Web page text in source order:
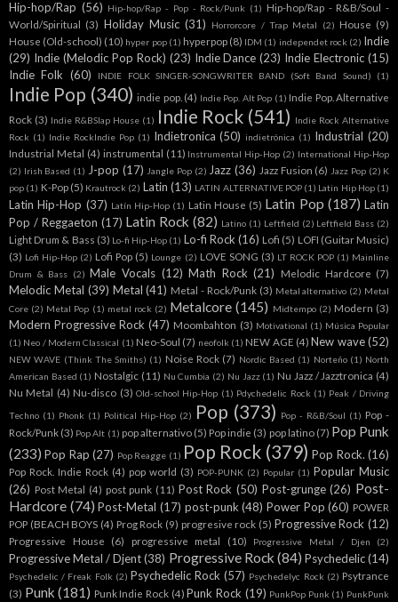
Hip-hop/Rap (56) Hip-hop/Rap - Pop - Rock/Punk (1) Hip-hop/Rap - R&B/Soul -
World/Spiritual (3) Holiday Music (31) Horrorcore / Trap Metal (2) House (9)
House (Old-school) (10) hyper pop (1) hyperpop (8) IDM (1) independet rock (2) Indie
(29) Indie (Melodic Pop Rock) (23) Indie Dance (23) Indie Electronic (15)
Indie Folk (60) INDIE FOLK SINGER-SONGWRITER BAND (Soft Band Sound) (1)
Indie Pop (340) indie pop. (4) Indie Pop. Alt Pop (1) Indie Pop. Alternative
Rock (3) Indie R&BSlap House (1) Indie Rock (541) Indie Rock Alternative
Rock (1) Indie RockIndie Pop (1) Indietronica (50) indietrónica (1) Industrial (20)
Industrial Metal (4) instrumental (11) Instrumental Hip-Hop (2) International Hip-Hop
(2) Irish Based (1) J-pop (17) Jangle Pop (2) Jazz (36) Jazz Fusion (6) Jazz Pop (2) K
pop (1) K-Pop (5) Krautrock (2) Latin (13) LATIN ALTERNATIVE POP (1) Latin Hip Hop (1)
Latin Hip-Hop (37) Latín Hip-Hop (1) Latin House (5) Latin Pop (187) Latin
Pop / Reggaeton (17) Latin Rock (82) Latino (1) Leftfield (2) Leftfield Bass (2)
Light Drum & Bass (3) Lo-fi Hip-Hop (1) Lo-fi Rock (16) Lofi (5) LOFI (Guitar Music)
(3) Lofi Hip-Hop (2) Lofi Pop (5) Lounge (2) LOVE SONG (3) LT ROCK POP (1) Mainline
Drum & Bass (2) Male Vocals (12) Math Rock (21) Melodic Hardcore (7)
Melodic Metal (39) Metal (41) Metal - Rock/Punk (3) Metal alternativo (2) Metal
Core (2) Metal Pop (1) metal rock (2) Metalcore (145) Midtempo (2) Modern (3)
Modern Progressive Rock (47) Moombahton (3) Motivational (1) Música Popular
(1) Neo / Modern Classical (1) Neo-Soul (7) neofolk (1) NEW AGE (4) New wave (52)
NEW WAVE (Think The Smiths) (1) Noise Rock (7) Nordic Based (1) Norteño (1) North
American Based (1) Nostalgic (11) Nu Cumbia (2) Nu Jazz (1) Nu Jazz / Jazztronica (4)
Nu Metal (4) Nu-disco (3) Old-school Hip-Hop (1) Pdychedelic Rock (1) Peak / Driving
Techno (1) Phonk (1) Political Hip-Hop (2) Pop (373) Pop - R&B/Soul (1) Pop -
Rock/Punk (3) Pop Alt (1) pop alternativo (5) Pop indie (3) pop latino (7) Pop Punk
(233) Pop Rap (27) Pop Reagge (1) Pop Rock (379) Pop Rock. (16)
Pop Rock. Indie Rock (4) pop world (3) POP-PUNK (2) Popular (1) Popular Music
(26) Post Metal (4) post punk (11) Post Rock (50) Post-grunge (26) Post-
Hardcore (74) Post-Metal (17) post-punk (48) Power Pop (60) POWER
POP (BEACH BOYS (4) Prog Rock (9) progresive rock (5) Progressive Rock (12)
Progressive House (6) progressive metal (10) Progressive Metal / Djen (2)
Progressive Metal / Djent (38) Progressive Rock (84) Psychedelic(14)
Psychedelic / Freak Folk (2) Psychedelic Rock (57) Psychedelyc Rock (2) Psytrance
(3) Punk (181) Punk Indie Rock (4) Punk Rock (19) PunkPop Punk (1) PunkPunk